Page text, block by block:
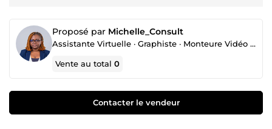
Proposé par Michelle_Consult
Assistante Virtuelle · Graphiste · Monteure Vidéo · Motion Designer
Vente au total0
Contacter le vendeur